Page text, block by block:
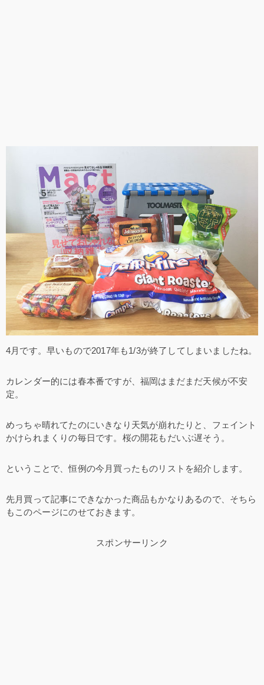
4月です。早いもので2017年も1/3が終了してしまいましたね。
カレンダー的には春本番ですが、福岡はまだまだ天候が不安
定。
めっちゃ晴れてたのにいきなり天気が崩れたりと、フェイント
かけられまくりの毎日です。桜の開花もだいぶ遅そう。
ということで、恒例の今月買ったものリストを紹介します。
先月買って記事にできなかった商品もかなりあるので、そちら
もこのページにのせておきます。
スポンサーリンク